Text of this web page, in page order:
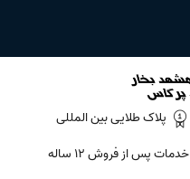
پلاک طلایی بین المللی
خدمات پس از فروش ۱۲ ساله